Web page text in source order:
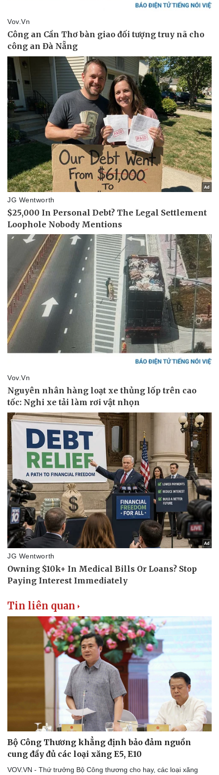
Sức khỏe
Dinh dưỡng - món ngon
Cây thuốc
Sản phụ khoa
Nhi khoa
Nam khoa
Làm đẹp - giảm cân
Phòng mạch online
Ăn sạch sống khỏe
Nhà đẹp
Blog
Tình yêu - Gia đình
Tin liên quan
Bộ Công Thương khẳng định bảo đảm nguồn
cung đầy đủ các loại xăng E5, E10
VOV.VN - Thứ trưởng Bộ Công thương cho hay, các loại xăng